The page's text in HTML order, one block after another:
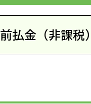
前払金（非課税）